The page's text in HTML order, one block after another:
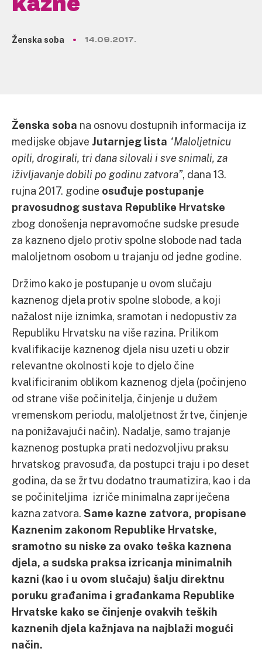
Ženska soba 14.09.2017.
Ženska soba na osnovu dostupnih informacija iz
medijske objave Jutarnjeg lista “Maloljetnicu
opili, drogirali, tri dana silovali i sve snimali, za
iživljavanje dobili po godinu zatvora”, dana 13.
rujna 2017. godine osuđuje postupanje
pravosudnog sustava Republike Hrvatske
zbog donošenja nepravomoćne sudske presude
za kazneno djelo protiv spolne slobode nad tada
maloljetnom osobom u trajanju od jedne godine.
Držimo kako je postupanje u ovom slučaju
kaznenog djela protiv spolne slobode, a koji
nažalost nije iznimka, sramotan i nedopustiv za
Republiku Hrvatsku na više razina. Prilikom
kvalifikacije kaznenog djela nisu uzeti u obzir
relevantne okolnosti koje to djelo čine
kvalificiranim oblikom kaznenog djela (počinjeno
od strane više počinitelja, činjenje u dužem
vremenskom periodu, maloljetnost žrtve, činjenje
na ponižavajući način). Nadalje, samo trajanje
kaznenog postupka prati nedozvoljivu praksu
hrvatskog pravosuđa, da postupci traju i po deset
godina, da se žrtvu dodatno traumatizira, kao i da
se počiniteljima izriče minimalna zapriječena
kazna zatvora. Same kazne zatvora, propisane
Kaznenim zakonom Republike Hrvatske,
sramotno su niske za ovako teška kaznena
djela, a sudska praksa izricanja minimalnih
kazni (kao i u ovom slučaju) šalju direktnu
poruku građanima i građankama Republike
Hrvatske kako se činjenje ovakvih teških
kaznenih djela kažnjava na najblaži mogući
način.